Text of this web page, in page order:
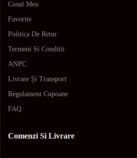
Cosul Meu
Favorite
Politica De Retur
Termeni Si Conditii
ANPC
Livrare Și Transport
Regulament Cupoane
FAQ
Comenzi Si Livrare